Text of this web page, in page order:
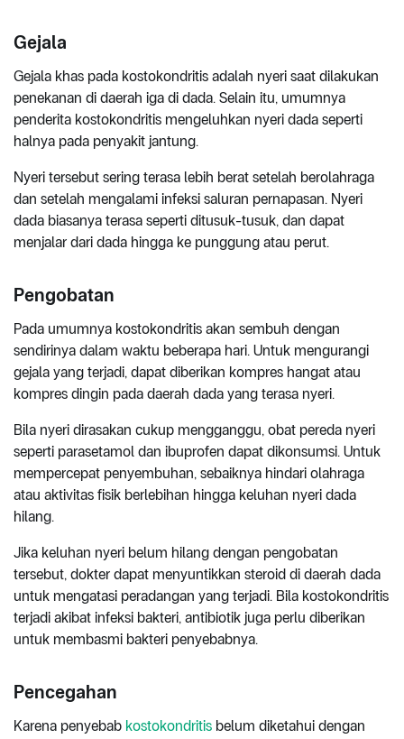
Gejala
Gejala khas pada kostokondritis adalah nyeri saat dilakukan
penekanan di daerah iga di dada. Selain itu, umumnya
penderita kostokondritis mengeluhkan nyeri dada seperti
halnya pada penyakit jantung.
Nyeri tersebut sering terasa lebih berat setelah berolahraga
dan setelah mengalami infeksi saluran pernapasan. Nyeri
dada biasanya terasa seperti ditusuk-tusuk, dan dapat
menjalar dari dada hingga ke punggung atau perut.
Pengobatan
Pada umumnya kostokondritis akan sembuh dengan
sendirinya dalam waktu beberapa hari. Untuk mengurangi
gejala yang terjadi, dapat diberikan kompres hangat atau
kompres dingin pada daerah dada yang terasa nyeri.
Bila nyeri dirasakan cukup mengganggu, obat pereda nyeri
seperti parasetamol dan ibuprofen dapat dikonsumsi. Untuk
mempercepat penyembuhan, sebaiknya hindari olahraga
atau aktivitas fisik berlebihan hingga keluhan nyeri dada
hilang.
Jika keluhan nyeri belum hilang dengan pengobatan
tersebut, dokter dapat menyuntikkan steroid di daerah dada
untuk mengatasi peradangan yang terjadi. Bila kostokondritis
terjadi akibat infeksi bakteri, antibiotik juga perlu diberikan
untuk membasmi bakteri penyebabnya.
Pencegahan
Karena penyebab kostokondritis belum diketahui dengan